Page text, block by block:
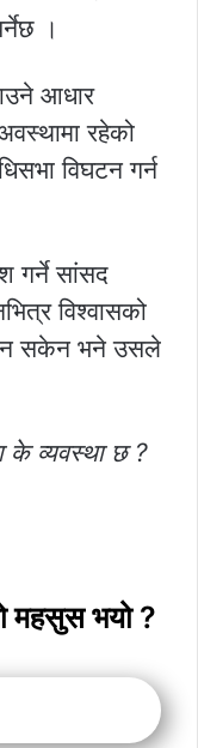
।
आधार
रहेको
विघटन गर्न
गर्ने सांसद
विश्वासको
सकेन भने उसले
के व्यवस्था छ ?
महसुस भयो ?